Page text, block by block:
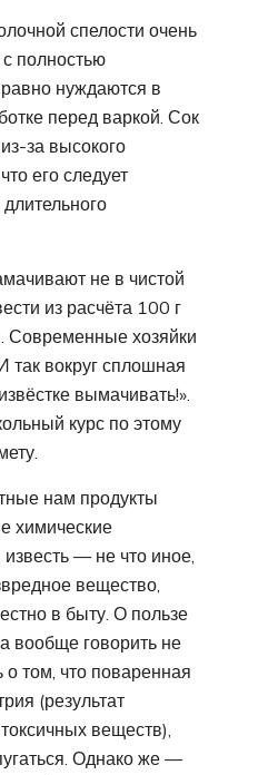
спелости очень
полностью
нуждаются в
перед варкой. Сок
за высокого
его следует
не в чистой
из расчёта 100 г
Современные хозяйки
так вокруг сплошная
вымачивать!».
курс по этому
нам продукты
химические
— не что иное,
вещество,
в быту. О пользе
вообще говорить не
о том, что поваренная
(результат
веществ),
Однако же —